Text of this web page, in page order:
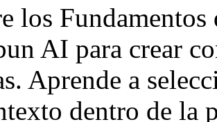
los
AI para crear
Aprende a
dentro de la